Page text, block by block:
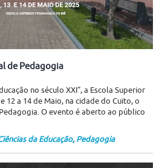
de Pedagogia
no século XXI”, a Escola Superior
12 a 14 de Maio, na cidade do Cuito, o
O evento é aberto ao público
da Educação, Pedagogia